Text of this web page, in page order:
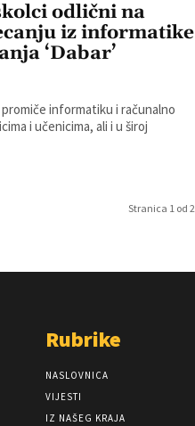
odlični na
iz informatike
‘Dabar’
informatiku i računalno
i učenicima, ali i u široj
Stranica 1 od 2
Rubrike
NASLOVNICA
VIJESTI
IZ NAŠEG KRAJA